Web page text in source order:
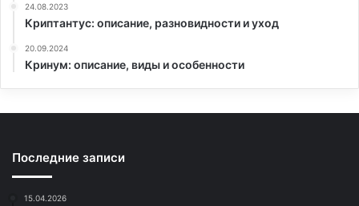
24.08.2023
Криптантус: описание, разновидности и уход
20.09.2024
Кринум: описание, виды и особенности
Последние записи
15.04.2026